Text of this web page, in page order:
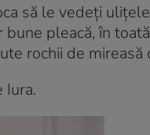
să le vedeți
pleacă, în
rochii de mireasă
Iura.